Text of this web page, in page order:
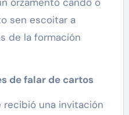
orzamento cando o
sen escoitar a
de la formación
de falar de cartos
recibió una invitación